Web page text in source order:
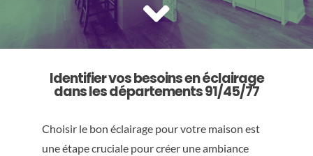
Contact
Identifier vos besoins en éclairage
dans les départements 91/45/77
Choisir le bon éclairage pour votre maison est
une étape cruciale pour créer une ambiance